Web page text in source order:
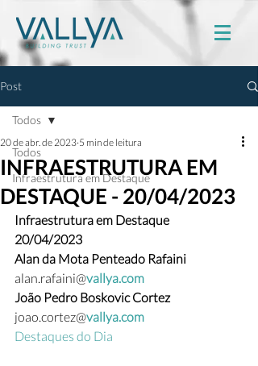
Post
Todos
Infraestrutura em Destaque
Todos
INFRAESTRUTURA EM
DESTAQUE - 20/04/2023
20 de abr. de 2023 5 min de leitura
Infraestrutura em Destaque
20/04/2023
Alan da Mota Penteado Rafaini
alan.rafaini@vallya.com
João Pedro Boskovic Cortez
joao.cortez@vallya.com
Destaques do Dia